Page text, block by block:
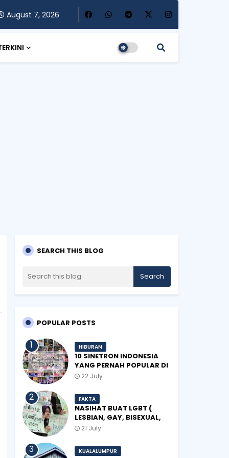
August 7, 2026
SEARCH THIS BLOG
POPULAR POSTS
HIBURAN
10 SINETRON INDONESIA
YANG PERNAH POPULAR DI
MALAYSIA
22 July
FAKTA
NASIHAT BUAT LGBT (
LESBIAN, GAY, BISEXUAL,
TRANSGENDER)
21 July
KUALALUMPUR